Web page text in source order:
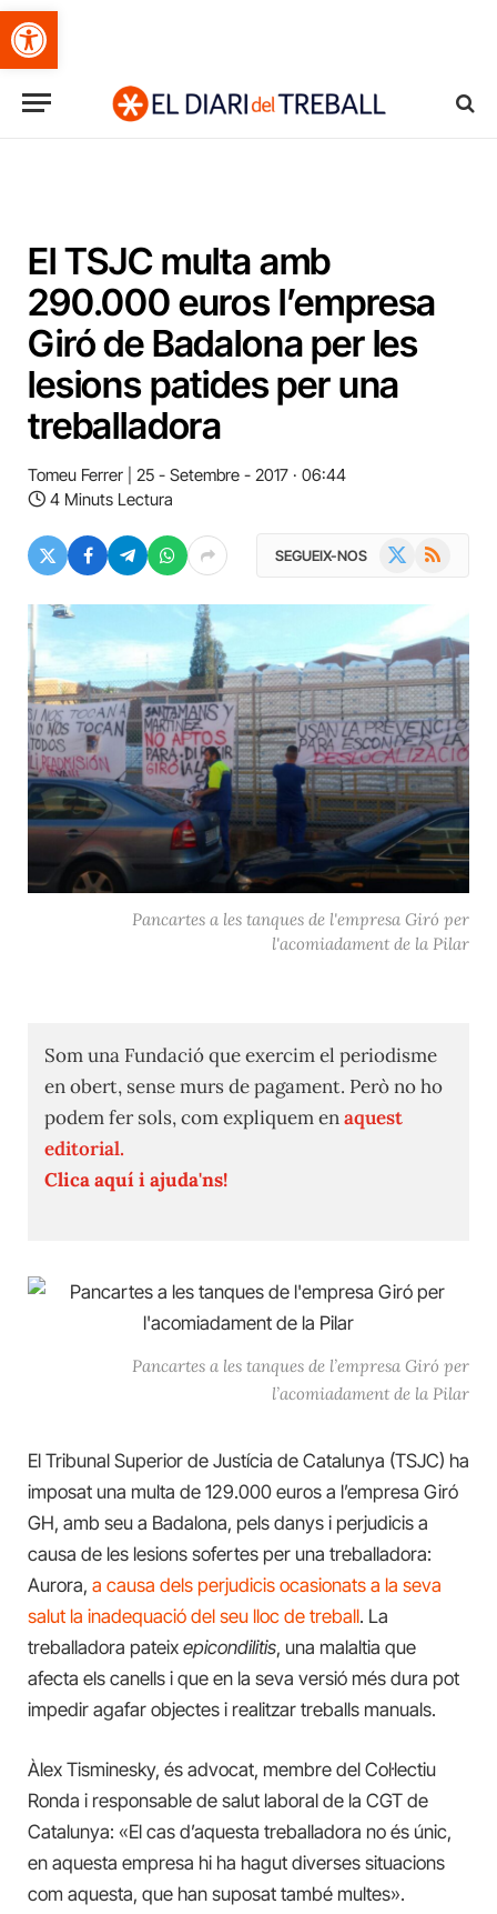
Obre la barra d'eines
El TSJC multa amb
290.000 euros l’empresa
Giró de Badalona per les
lesions patides per una
treballadora
Tomeu Ferrer
25 - Setembre - 2017 · 06:44
4 Minuts Lectura
SEGUEIX-NOS RSS
Pancartes a les tanques de l'empresa Giró per
l'acomiadament de la Pilar
Som una Fundació que exercim el periodisme
en obert, sense murs de pagament. Però no ho
podem fer sols, com expliquem enaquest
editorial.
Clica aquí i ajuda'ns!
Pancartes a les tanques de l’empresa Giró per
l’acomiadament de la Pilar
El Tribunal Superior de Justícia de Catalunya (TSJC) ha
imposat una multa de 129.000 euros a l’empresa Giró
GH, amb seu a Badalona, ​​pels danys i perjudicis a
causa de les lesions sofertes per una treballadora:
Aurora, a causa dels perjudicis ocasionats a la seva
salut la inadequació del seu lloc de treball. La
treballadora pateix epicondilitis, una malaltia que
afecta els canells i que en la seva versió més dura pot
impedir agafar objectes i realitzar treballs manuals.
Àlex Tisminesky, és advocat, membre del Col·lectiu
Ronda i responsable de salut laboral de la CGT de
Catalunya: «El cas d’aquesta treballadora no és únic,
en aquesta empresa hi ha hagut diverses situacions
com aquesta, que han suposat també multes».